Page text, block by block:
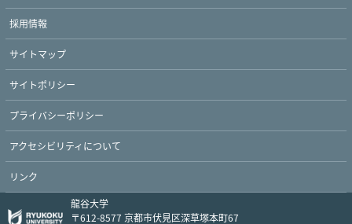
採用情報
サイトマップ
サイトポリシー
プライバシーポリシー
アクセシビリティについて
リンク
龍谷大学
〒612-8577 京都市伏見区深草塚本町67